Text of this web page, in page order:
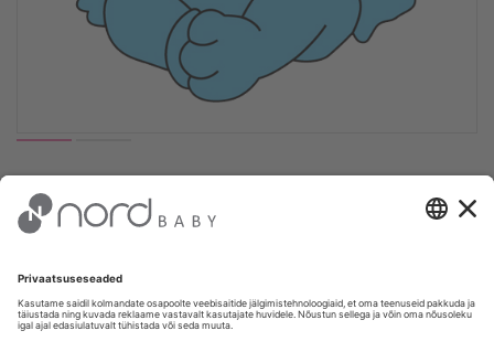
Peg-Perego Prima Pappa söögitool
Follow Me Ambiance Ice
€ 246.00
Püsikliendi hind: €233.70(-5%)